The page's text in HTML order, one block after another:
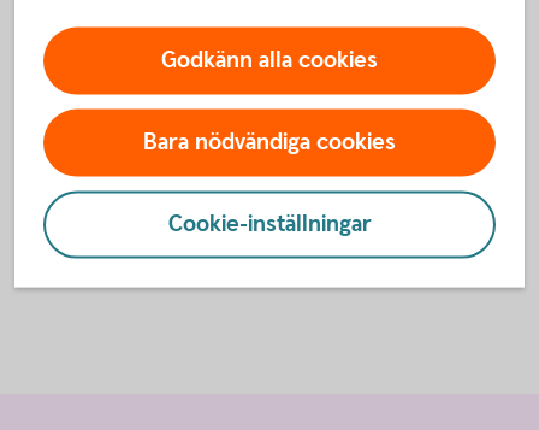
Inte kund än?
Bli kund och handla medaktier
Godkänn alla cookies
Bara nödvändiga cookies
Cookie-inställningar